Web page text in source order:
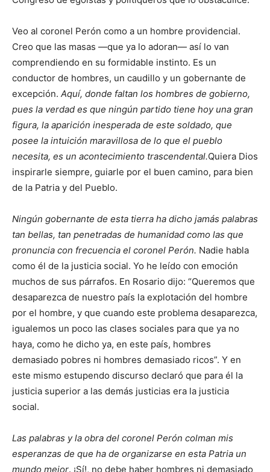
Veo al coronel Perón como a un hombre providencial.
Creo que las masas —que ya lo adoran— así lo van
comprendiendo en su formidable instinto. Es un
conductor de hombres, un caudillo y un gobernante de
excepción. Aquí, donde faltan los hombres de gobierno,
pues la verdad es que ningún partido tiene hoy una gran
figura, la aparición inesperada de este soldado, que
posee la intuición maravillosa de lo que el pueblo
necesita, es un acontecimiento trascendental.Quiera Dios
inspirarle siempre, guiarle por el buen camino, para bien
de la Patria y del Pueblo.
Ningún gobernante de esta tierra ha dicho jamás palabras
tan bellas, tan penetradas de humanidad como las que
pronuncia con frecuencia el coronel Perón. Nadie habla
como él de la justicia social. Yo he leído con emoción
muchos de sus párrafos. En Rosario dijo: “Queremos que
desaparezca de nuestro país la explotación del hombre
por el hombre, y que cuando este problema desaparezca,
igualemos un poco las clases sociales para que ya no
haya, como he dicho ya, en este país, hombres
demasiado pobres ni hombres demasiado ricos”. Y en
este mismo estupendo discurso declaró que para él la
justicia superior a las demás justicias era la justicia
social.
Las palabras y la obra del coronel Perón colman mis
esperanzas de que ha de organizarse en esta Patria un
mundo mejor. ¡Sí!, no debe haber hombres ni demasiado